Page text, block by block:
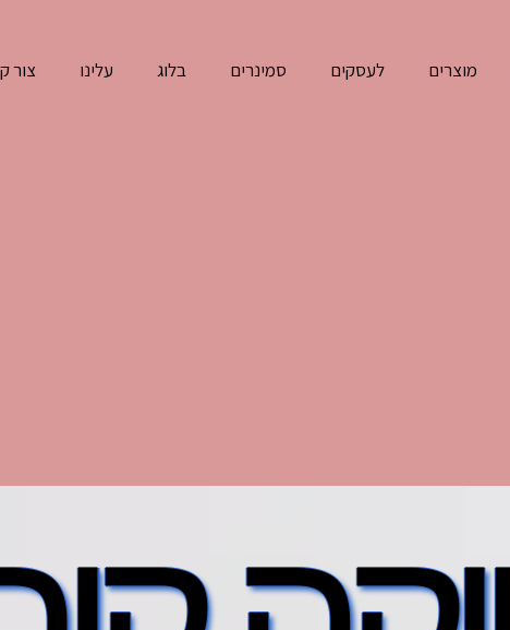
צור עלינו בלוג סמינרים לעסקים מוצרים